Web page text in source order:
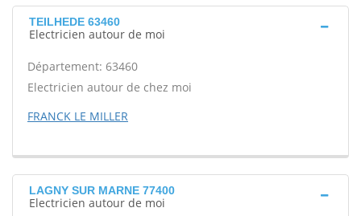
TEILHEDE 63460
Electricien autour de moi
Département: 63460
Electricien autour de chez moi
FRANCK LE MILLER
LAGNY SUR MARNE 77400
Electricien autour de moi